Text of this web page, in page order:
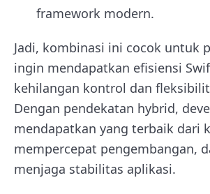
framework modern.
Jadi, kombinasi ini cocok untuk
ingin mendapatkan efisiensi
kehilangan kontrol dan
Dengan pendekatan hybrid,
mendapatkan yang terbaik dari
mempercepat pengembangan,
menjaga stabilitas aplikasi.